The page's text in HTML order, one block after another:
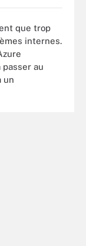
que trop
internes.
au
un